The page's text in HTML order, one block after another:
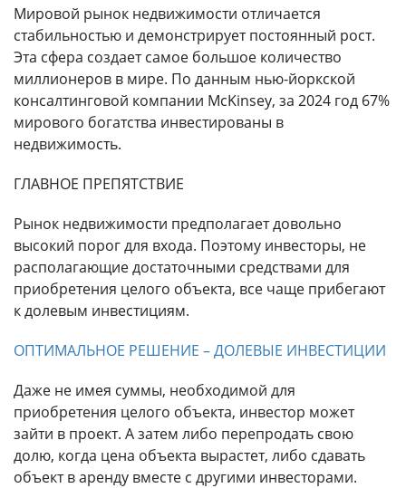
Мировой рынок недвижимости отличается
стабильностью и демонстрирует постоянный рост.
Эта сфера создает самое большое количество
миллионеров в мире. По данным нью-йоркской
консалтинговой компании McKinsey, за 2024 год 67%
мирового богатства инвестированы в
недвижимость.
ГЛАВНОЕ ПРЕПЯТСТВИЕ
Рынок недвижимости предполагает довольно
высокий порог для входа. Поэтому инвесторы, не
располагающие достаточными средствами для
приобретения целого объекта, все чаще прибегают
к долевым инвестициям.
ОПТИМАЛЬНОЕ РЕШЕНИЕ – ДОЛЕВЫЕ ИНВЕСТИЦИИ
Даже не имея суммы, необходимой для
приобретения целого объекта, инвестор может
зайти в проект. А затем либо перепродать свою
долю, когда цена объекта вырастет, либо сдавать
объект в аренду вместе с другими инвесторами.